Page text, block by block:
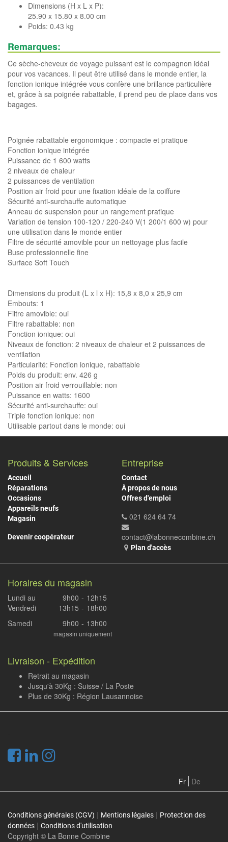
Dimensions (H x L x P):
25.90 x 15.80 x 8.00 cm
Poids: 0.43 kg
Remarques:
Ce sèche-cheveux de voyage puissant est le compagnon idéal
pour vos vacances. Il peut être utilisé dans le monde entier, la
fonction ionique intégrée vous confère une brillance particulière
et, grâce à sa poignée rabattable, il prend peu de place dans vos
bagages.
Poignée rabattable ergonomique : compacte et pratique
Fonction ionique intégrée
Puissance de 1 600 watts
2 niveaux de chaleur
2 puissances de ventilation
Position air froid pour une fixation idéale de la coiffure
Sécurité anti-surchauffe automatique
Anneau de suspension pour un rangement pratique
Variation de tension 100-120 / 220-240 V(1 200/1 600 w) pour
une utilisation dans le monde entier
Filtre de sécurité amovible pour un nettoyage plus facile
Buse professionnelle fine
Surface Soft Touch
Dimensions du produit (L x l x H): 15,8 x 8,0 x 25,9 cm
Embouts: 1
Filtre amovible: oui
Filtre rabattable: non
Fonction ionique: oui
Niveaux de fonction: 2 niveaux de chaleur et 2 puissances de
ventilation
Particularité: Fonction ionique, rabattable
Poids du produit: env. 426 g
Position air froid verrouillable: non
Puissance en watts: 1600
Sécurité anti-surchauffe: oui
Triple fonction ionique: non
Utilisable partout dans le monde: oui
Produits & Services
Accueil
Réparations
Occasions
Appareils neufs
Magasin
Devenir coopérateur
Entreprise
Contact
À propos de nous
Offres d'emploi
021 624 64 74
contact@labonnecombine.ch
Plan d'accès
Horaires du magasin
Lundi au
Vendredi
9h00
13h15
-
-
12h15
18h00
Samedi
9h00 - 13h00
magasin uniquement
Livraison - Expédition
Retrait au magasin
Jusqu'à 30Kg : Suisse / La Poste
Plus de 30Kg : Région Lausannoise
Fr De
Conditions générales (CGV) | Mentions légales | Protection des
données | Conditions d'utilisation
Copyright © La Bonne Combine